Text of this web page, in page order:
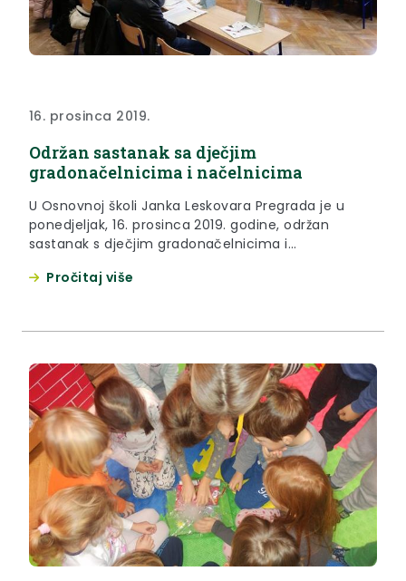
16. prosinca 2019.
Održan sastanak sa dječjim
gradonačelnicima i načelnicima
U Osnovnoj školi Janka Leskovara Pregrada je u
ponedjeljak, 16. prosinca 2019. godine, održan
sastanak s dječjim gradonačelnicima i
Pročitaj više